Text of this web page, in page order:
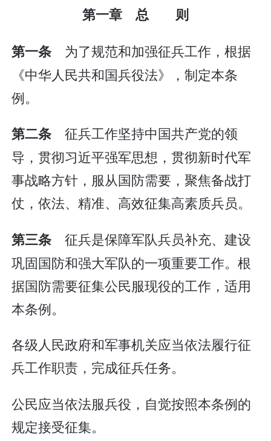
第一章 总 则
第一条 为了规范和加强征兵工作，根据
《中华人民共和国兵役法》，制定本条
例。
第二条 征兵工作坚持中国共产党的领
导，贯彻习近平强军思想，贯彻新时代军
事战略方针，服从国防需要，聚焦备战打
仗，依法、精准、高效征集高素质兵员。
第三条 征兵是保障军队兵员补充、建设
巩固国防和强大军队的一项重要工作。根
据国防需要征集公民服现役的工作，适用
本条例。
各级人民政府和军事机关应当依法履行征
兵工作职责，完成征兵任务。
公民应当依法服兵役，自觉按照本条例的
规定接受征集。